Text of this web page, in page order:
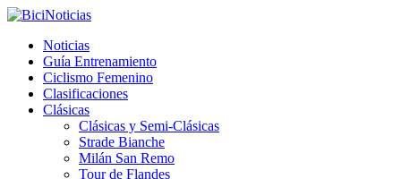
Noticias
Guía Entrenamiento
Ciclismo Femenino
Clasificaciones
Clásicas
Clásicas y Semi-Clásicas
Strade Bianche
Milán San Remo
Tour de Flandes